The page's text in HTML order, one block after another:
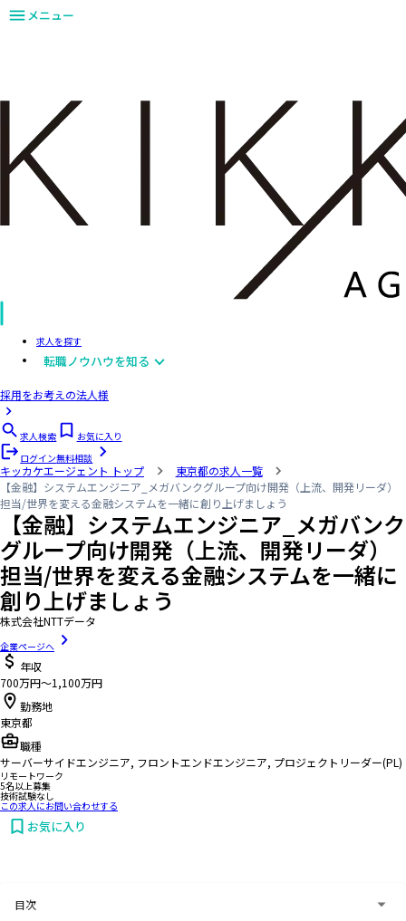
メニュー
求人を探す
転職ノウハウを知る
採用をお考えの法人様
求人検索
お気に入り
ログイン無料相談
キッカケエージェント トップ
東京都の求人一覧
【金融】システムエンジニア_メガバンクグループ向け開発（上流、開発リーダ）
担当/世界を変える金融システムを一緒に創り上げましょう
【金融】システムエンジニア_メガバンク
グループ向け開発（上流、開発リーダ）
担当/世界を変える金融システムを一緒に
創り上げましょう
株式会社NTTデータ
企業ページへ
年収
700万円〜1,100万円
勤務地
東京都
職種
サーバーサイドエンジニア, フロントエンドエンジニア, プロジェクトリーダー(PL)
リモートワーク
5名以上募集
技術試験なし
この求人にお問い合わせする
お気に入り
目次